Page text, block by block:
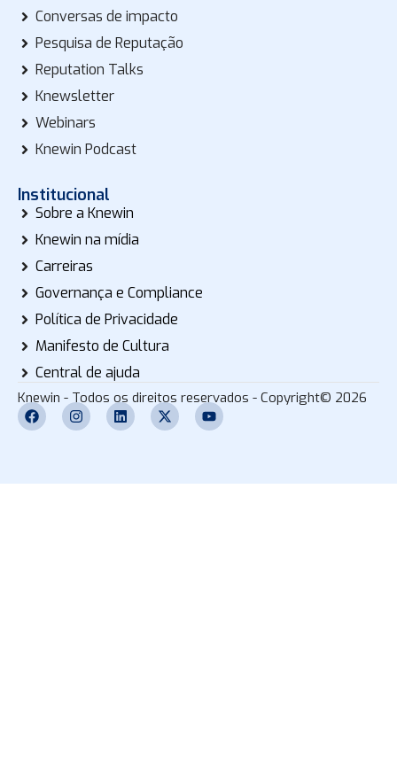
Conversas de impacto
Pesquisa de Reputação
Reputation Talks
Knewsletter
Webinars
Knewin Podcast
Institucional
Sobre a Knewin
Knewin na mídia
Carreiras
Governança e Compliance
Política de Privacidade
Manifesto de Cultura
Central de ajuda
Knewin - Todos os direitos reservados - Copyright© 2026